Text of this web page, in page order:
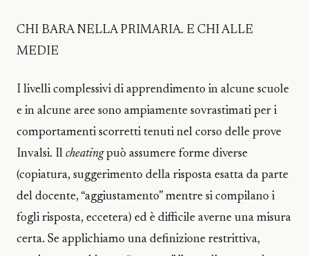
CHI BARA NELLA PRIMARIA. E CHI ALLE
MEDIE
I livelli complessivi di apprendimento in alcune scuole
e in alcune aree sono ampiamente sovrastimati per i
comportamenti scorretti tenuti nel corso delle prove
Invalsi. Il cheatingpuò assumere forme diverse
(copiatura, suggerimento della risposta esatta da parte
del docente, “aggiustamento” mentre si compilano i
fogli risposta, eccetera) ed è difficile averne una misura
certa. Se applichiamo una definizione restrittiva,